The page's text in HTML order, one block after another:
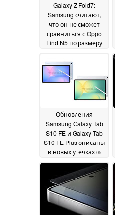
Galaxy Z Fold7:
Samsung считают,
что он не сможет
сравниться с Oppo
Find N5 по размеру
Обновления
Samsung Galaxy Tab
S10 FE и Galaxy Tab
S10 FE Plus описаны
в новых утечках 05
March 2025